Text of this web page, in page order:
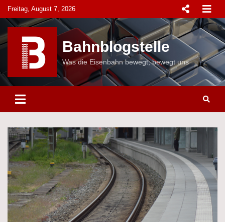
Skip
content
Freitag, August 7, 2026
Bahnblogstelle
Was die Eisenbahn bewegt, bewegt uns